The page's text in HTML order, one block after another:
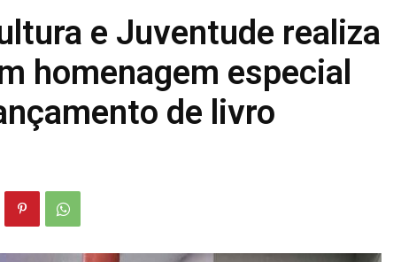
e Juventude realiza
homenagem especial
de livro